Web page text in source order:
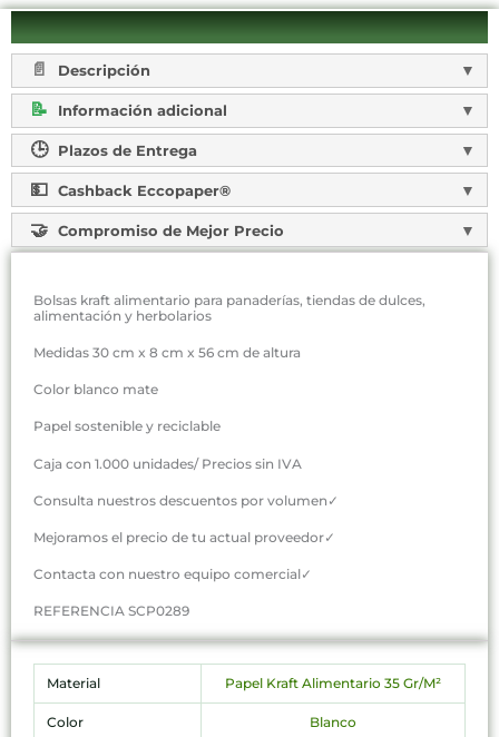
Descripción
Información adicional
Plazos de Entrega
Cashback Eccopaper®
Compromiso de Mejor Precio
Bolsas kraft alimentario para panaderías, tiendas de dulces,
alimentación y herbolarios
Medidas 30 cm x 8 cm x 56 cm de altura
Color blanco mate
Papel sostenible y reciclable
Caja con 1.000 unidades/ Precios sin IVA
Consulta nuestros descuentos por volumen✓
Mejoramos el precio de tu actual proveedor✓
Contacta con nuestro equipo comercial✓
REFERENCIA SCP0289
Material Papel Kraft Alimentario 35 Gr/M²
Color Blanco